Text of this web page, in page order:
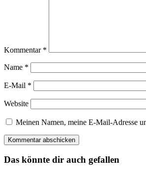
Kommentar *
Name *
E-Mail *
Website
Meinen Namen, meine E-Mail-Adresse
Das könnte dir auch gefallen